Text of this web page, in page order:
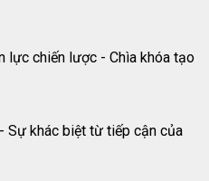
lực chiến lược - Chìa khóa tạo
Sự khác biệt từ tiếp cận của